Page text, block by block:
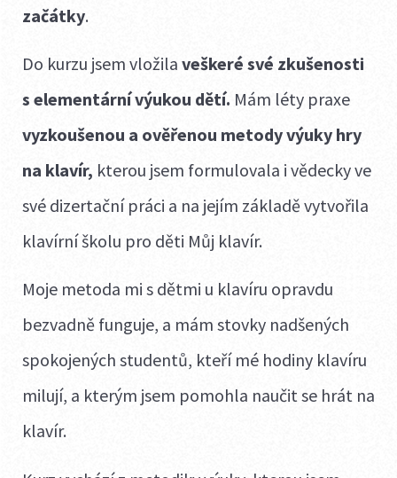
začátky.
Do kurzu jsem vložila veškeré své zkušenosti
s elementární výukou dětí. Mám léty praxe
vyzkoušenou a ověřenou metody výuky hry
na klavír, kterou jsem formulovala i vědecky ve
své dizertační práci a na jejím základě vytvořila
klavírní školu pro děti Můj klavír.
Moje metoda mi s dětmi u klavíru opravdu
bezvadně funguje, a mám stovky nadšených
spokojených studentů, kteří mé hodiny klavíru
milují, a kterým jsem pomohla naučit se hrát na
klavír.